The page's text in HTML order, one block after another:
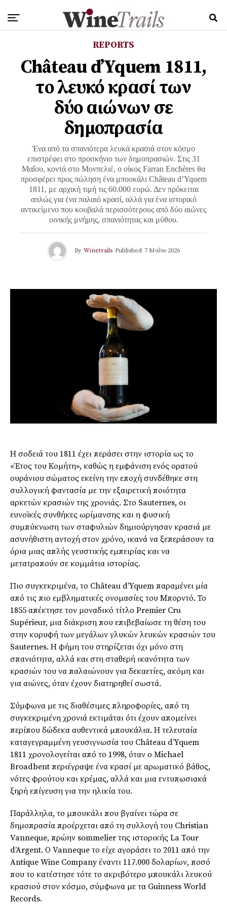
REPORTS
Château d’Yquem 1811,
το λευκό κρασί των
δύο αιώνων σε
δημοπρασία
Ένα από τα σπανιότερα λευκά κρασιά στον κόσμο
επιστρέφει στο προσκήνιο των δημοπρασιών. Στις 31
Μαΐου, κοντά στο Μονπελιέ, ο οίκος Farran Enchères θα
προσφέρει προς πώληση ένα μπουκάλι Château d’Yquem
1811, με αρχική τιμή τις 60.000 ευρώ. Δεν πρόκειται
απλώς για ένα παλαιό κρασί, αλλά για ένα ιστορικό
αντικείμενο που κουβαλά περισσότερους από δύο αιώνες
οινικής μνήμης, σπανιότητας και μύθου.
By Winetrails Published 7 Μαΐου 2026
Η σοδειά του 1811 έχει περάσει στην ιστορία ως το
«Έτος του Κομήτη», καθώς η εμφάνιση ενός ορατού
ουράνιου σώματος εκείνη την εποχή συνδέθηκε στη
συλλογική φαντασία με την εξαιρετική ποιότητα
αρκετών κρασιών της χρονιάς. Στο Sauternes, οι
ευνοϊκές συνθήκες ωρίμανσης και η φυσική
συμπύκνωση των σταφυλιών δημιούργησαν κρασιά με
ασυνήθιστη αντοχή στον χρόνο, ικανά να ξεπεράσουν τα
όρια μιας απλής γευστικής εμπειρίας και να
μετατραπούν σε κομμάτια ιστορίας.
Πιο συγκεκριμένα, το Château d’Yquem παραμένει μία
από τις πιο εμβληματικές ονομασίες του Μπορντό. Το
1855 απέκτησε τον μοναδικό τίτλο Premier Cru
Supérieur, μια διάκριση που επιβεβαίωσε τη θέση του
στην κορυφή των μεγάλων γλυκών λευκών κρασιών του
Sauternes. Η φήμη του στηρίζεται όχι μόνο στη
σπανιότητα, αλλά και στη σταθερή ικανότητα των
κρασιών του να παλαιώνουν για δεκαετίες, ακόμη και
για αιώνες, όταν έχουν διατηρηθεί σωστά.
Σύμφωνα με τις διαθέσιμες πληροφορίες, από τη
συγκεκριμένη χρονιά εκτιμάται ότι έχουν απομείνει
περίπου δώδεκα αυθεντικά μπουκάλια. Η τελευταία
καταγεγραμμένη γευσιγνωσία του Château d’Yquem
1811 χρονολογείται από το 1998, όταν ο Michael
Broadbent περιέγραψε ένα κρασί με αρωματικό βάθος,
νότες φρούτου και κρέμας, αλλά και μια εντυπωσιακά
ξηρή επίγευση για την ηλικία του.
Παράλληλα, το μπουκάλι που βγαίνει τώρα σε
δημοπρασία προέρχεται από τη συλλογή του Christian
Vanneque, πρώην sommelier της ιστορικής La Tour
d’Argent. Ο Vanneque το είχε αγοράσει το 2011 από την
Antique Wine Company έναντι 117.000 δολαρίων, ποσό
που το κατέστησε τότε το ακριβότερο μπουκάλι λευκού
κρασιού στον κόσμο, σύμφωνα με τα Guinness World
Records.